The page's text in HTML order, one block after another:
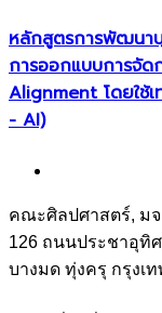
หลักสูตรการพัฒนา
การออกแบบการจั
Alignment โดยใช้
- AI)
คณะศิลปศาสตร์, มจ
126 ถนนประชาอุทิศ
บางมด ทุ่งครุ กรุงเ